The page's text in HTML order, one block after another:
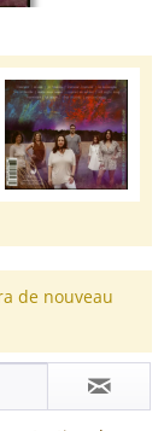
de nouveau